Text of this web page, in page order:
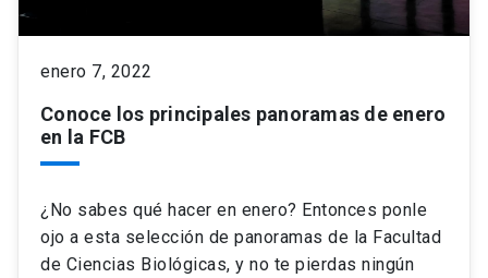
enero 7, 2022
Conoce los principales panoramas de enero
en la FCB
¿No sabes qué hacer en enero? Entonces ponle
ojo a esta selección de panoramas de la Facultad
de Ciencias Biológicas, y no te pierdas ningún